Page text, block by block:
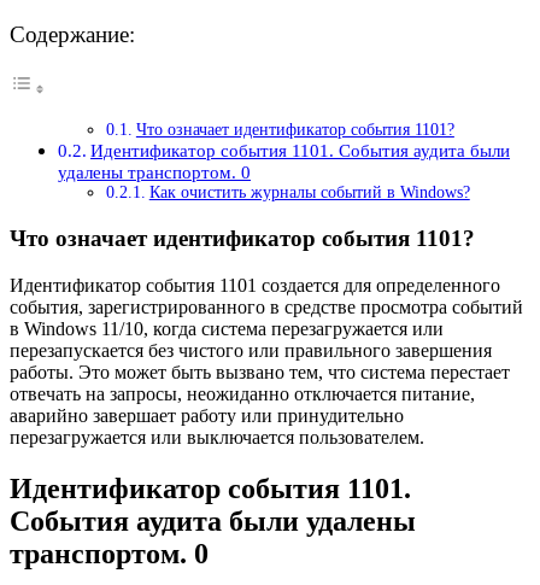
Содержание:
Что означает идентификатор события 1101?
Идентификатор события 1101. События аудита были
удалены транспортом. 0
Как очистить журналы событий в Windows?
Что означает идентификатор события 1101?
Идентификатор события 1101 создается для определенного
события, зарегистрированного в средстве просмотра событий
в Windows 11/10, когда система перезагружается или
перезапускается без чистого или правильного завершения
работы. Это может быть вызвано тем, что система перестает
отвечать на запросы, неожиданно отключается питание,
аварийно завершает работу или принудительно
перезагружается или выключается пользователем.
Идентификатор события 1101.
События аудита были удалены
транспортом. 0